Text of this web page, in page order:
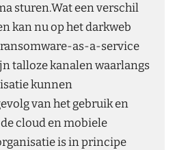
sturen.Wat een verschil
kan nu op het darkweb
as-a-service
talloze kanalen waarlangs
kunnen
van het gebruik en
cloud en mobiele
is in principe